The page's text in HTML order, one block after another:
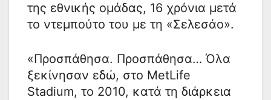
της εθνικής ομάδας, 16 χρόνια μετά
το ντεμπούτο του με τη «Σελεσάο».
«Προσπάθησα. Προσπάθησα… Όλα
ξεκίνησαν εδώ, στο MetLife
Stadium, το 2010, κατά τη διάρκεια